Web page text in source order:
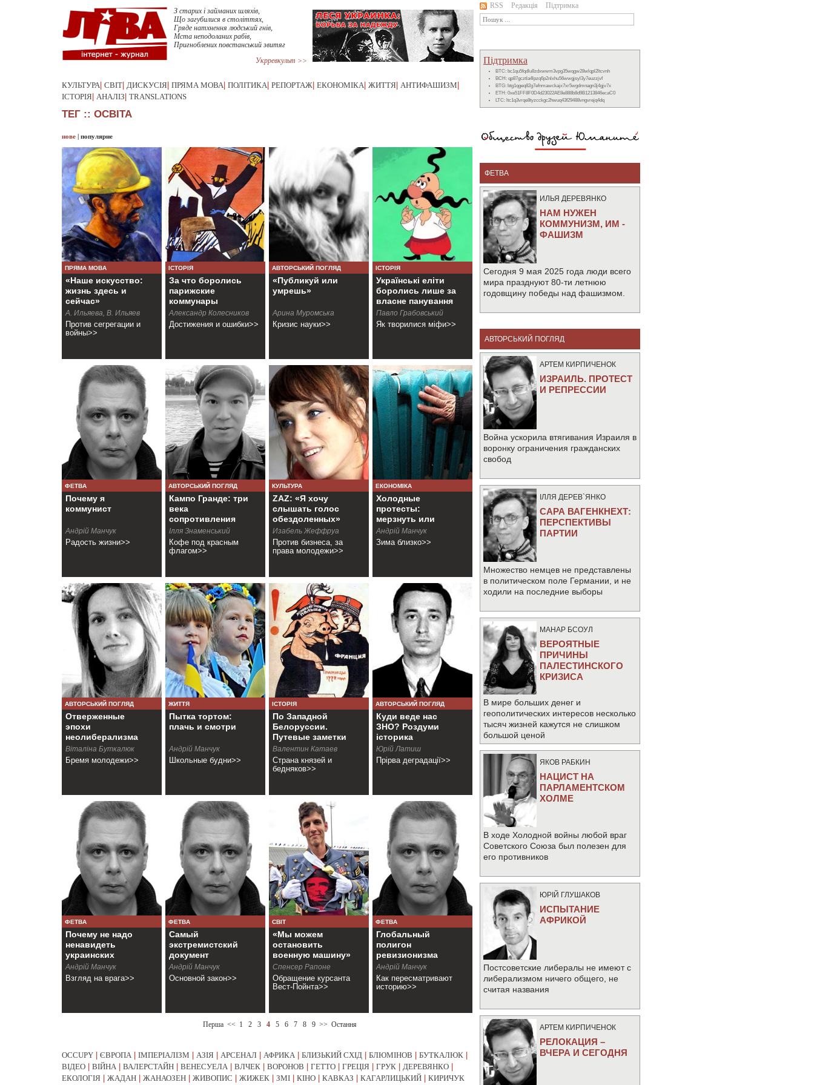
З старих і займаних шляхів,
Що загубилися в століттях,
Гряде натхнення людський гнів,
Мста неподоланих рабів,
Пригноблених повстанський звитяг
Укрревкульт >>
КУЛЬТУРА СВІТ ДИСКУСІЯ ПРЯМА МОВА ПОЛІТИКА РЕПОРТАЖ ЕКОНОМІКА ЖИТТЯ АНТИФАШИЗМ
ІСТОРІЯ АНАЛІЗ TRANSLATIONS
ТЕГ :: ОСВІТА
нове | популярне
ПРЯМА МОВА
«Наше искусство:
жизнь здесь и
сейчас»
А. Ильяева, В. Ильяев
Против сегрегации и
войны>>
ІСТОРІЯ
За что боролись
парижские
коммунары
Александр Колесников
Достижения и ошибки>>
АВТОРСЬКИЙ ПОГЛЯД
«Публикуй или
умрешь»
Арина Муромська
Кризис науки>>
ІСТОРІЯ
Українські еліти
боролись лише за
власне панування
Павло Грабовський
Як творилися міфи>>
ФЕТВА
Почему я
коммунист
Андрій Манчук
Радость жизни>>
АВТОРСЬКИЙ ПОГЛЯД
Кампо Гранде: три
века
сопротивления
Ілля Знаменський
Кофе под красным
флагом>>
КУЛЬТУРА
ZAZ: «Я хочу
слышать голос
обездоленных»
Изабель Жеффруа
Против бизнеса, за
права молодежи>>
ЕКОНОМІКА
Холодные
протесты:
мерзнуть или
бороться
Андрій Манчук
Зима близко>>
АВТОРСЬКИЙ ПОГЛЯД
Отверженные
эпохи
неолиберализма
Віталіна Буткалюк
Бремя молодежи>>
ЖИТТЯ
Пытка тортом:
плачь и смотри
Андрій Манчук
Школьные будни>>
ІСТОРІЯ
По Западной
Белоруссии.
Путевые заметки
Валентин Катаев
Страна князей и
бедняков>>
АВТОРСЬКИЙ ПОГЛЯД
Куди веде нас
ЗНО? Роздуми
історика
Юрій Латиш
Прірва деградації>>
ФЕТВА
Почему не надо
ненавидеть
украинских
националистов
Андрій Манчук
Взгляд на врага>>
ФЕТВА
Самый
экстремистский
документ
Андрiй Манчук
Основной закон>>
СВІТ
«Мы можем
остановить
военную машину»
Спенсер Рапоне
Обращение курсанта
Вест-Пойнта>>
ФЕТВА
Глобальный
полигон
ревизионизма
Андрій Манчук
Как пересматривают
историю>>
Перша << 1 2 3 4 5 6 7 8 9 >> Остання
OCCUPY ЄВРОПА ІМПЕРІАЛІЗМ АЗІЯ АРСЕНАЛ АФРИКА БЛИЗЬКИЙ СХІД БЛЮМІНОВ БУТКАЛЮК
ВІДЕО
ВІЙНА ВАЛЕРСТАЙН ВЕНЕСУЕЛА ВЛЧЕК ВОРОНОВ ГЕТТО ГРЕЦІЯ ГРУК ДЕРЕВЯНКО
ЕКОЛОГІЯ
ЖАДАН ЖАНАОЗЕН ЖИВОПИС ЖИЖЕК ЗМІ КІНО КАВКАЗ КАГАРЛИЦЬКИЙ КИРИЧУК
RSS Редакція Підтримка
Підтримка
BTC: bc1qu5fqdlu8zdxwwm3vpg35wqgw28wlqpl2ltcvnh
BCH: qp87gcztla4lpzq6p2nlxhu56wwgjsyl3y7euzzjvf
BTG: btg1qgeq82g7efnmawckajx7xr5wgdmnagn3j4gjv7x
ETH: 0xe51FF8F0D4d23022AE8e888b8d9B1213846ecaC0
LTC: ltc1q3vrqe8tyzcckgc2hwuq43f29488vngvrejq4dq
ФЕТВА
ИЛЬЯ ДЕРЕВЯНКО
НАМ НУЖЕН
КОММУНИЗМ, ИМ -
ФАШИЗМ
Сегодня 9 мая 2025 года люди всего
мира празднуют 80-ти летнюю
годовщину победы над фашизмом.
АВТОРСЬКИЙ ПОГЛЯД
АРТЕМ КИРПИЧЕНОК
ИЗРАИЛЬ. ПРОТЕСТ
И РЕПРЕССИИ
Война ускорила втягивания Израиля в
воронку ограничения гражданских
свобод
IЛЛЯ ДЕРЕВ`ЯНКО
САРА ВАГЕНКНЕХТ:
ПЕРСПЕКТИВЫ
ПАРТИИ
Множество немцев не представлены
в политическом поле Германии, и не
ходили на последние выборы
МАНАР БСОУЛ
ВЕРОЯТНЫЕ
ПРИЧИНЫ
ПАЛЕСТИНСКОГО
КРИЗИСА
В мире больших денег и
геополитических интересов несколько
тысяч жизней кажутся не слишком
большой ценой
ЯКОВ РАБКИН
НАЦИСТ НА
ПАРЛАМЕНТСКОМ
ХОЛМЕ
В ходе Холодной войны любой враг
Советского Союза был полезен для
его противников
ЮРIЙ ГЛУШАКОВ
ИСПЫТАНИЕ
АФРИКОЙ
Постсоветские либералы не имеют с
либерализмом ничего общего, не
считая названия
АРТЕМ КИРПИЧЕНОК
РЕЛОКАЦИЯ –
ВЧЕРА И СЕГОДНЯ